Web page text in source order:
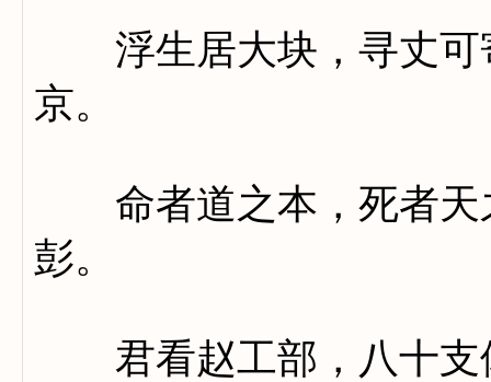
浮生居大块，寻丈可
京。
命者道之本，死者天
彭。
君看赵工部，八十支